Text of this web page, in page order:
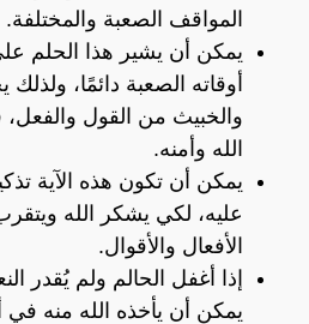
المواقف الصعبة والمختلفة.
يمكن أن يشير هذا الحلم
أوقاته الصعبة دائمًا، ولذلك
والخبيث من القول
الله وأمنه.
يمكن أن تكون هذه الآية
عليه، لكي يشكر الله
الأفعال والأقوال.
إذا أغفل الحالم ولم يُقدر
يمكن أن يأخذه الله منه